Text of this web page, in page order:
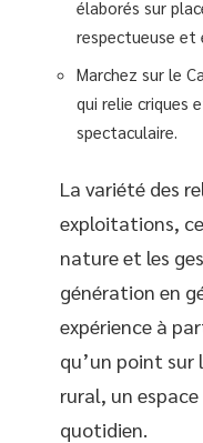
élaborés sur
respectueuse et
Marchez sur le
qui relie criques
spectaculaire.
La variété des
exploitations,
nature et les
génération en
expérience à
qu’un point sur
rural, un
quotidien.